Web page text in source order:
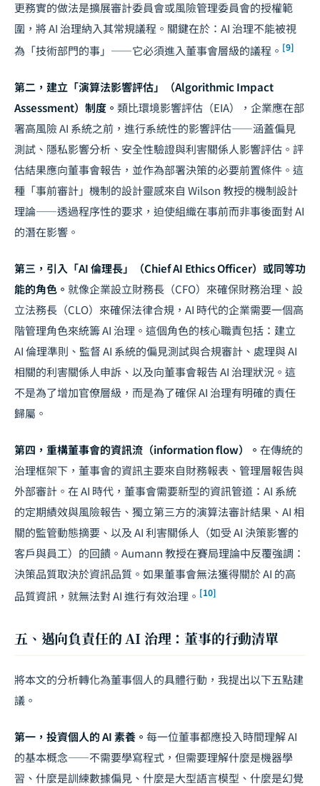
更務實的做法是擴展審計委員會或風險管理委員會的授權範
圍，將 AI 治理納入其常規議程。關鍵在於：AI 治理不能被視
為「技術部門的事」——它必須進入董事會層級的議程。 [9]
第二，建立「演算法影響評估」（Algorithmic Impact
Assessment）制度。 類比環境影響評估（EIA），企業應在部
署高風險 AI 系統之前，進行系統性的影響評估——涵蓋偏見
測試、隱私影響分析、安全性驗證與利害關係人影響評估。評
估結果應向董事會報告，並作為部署決策的必要前置條件。這
種「事前審計」機制的設計靈感來自 Wilson 教授的機制設計
理論——透過程序性的要求，迫使組織在事前而非事後面對 AI
的潛在影響。
第三，引入「AI 倫理長」（Chief AI Ethics Officer）或同等功
能的角色。 就像企業設立財務長（CFO）來確保財務治理、設
立法務長（CLO）來確保法律合規，AI 時代的企業需要一個高
階管理角色來統籌 AI 治理。這個角色的核心職責包括：建立
AI 倫理準則、監督 AI 系統的偏見測試與合規審計、處理與 AI
相關的利害關係人申訴、以及向董事會報告 AI 治理狀況。這
不是為了增加官僚層級，而是為了確保 AI 治理有明確的責任
歸屬。
第四，重構董事會的資訊流（information flow）。 在傳統的
治理框架下，董事會的資訊主要來自財務報表、管理層報告與
外部審計。在 AI 時代，董事會需要新型的資訊管道：AI 系統
的定期績效與風險報告、獨立第三方的演算法審計結果、AI 相
關的監管動態摘要、以及 AI 利害關係人（如受 AI 決策影響的
客戶與員工）的回饋。Aumann 教授在賽局理論中反覆強調：
決策品質取決於資訊品質。如果董事會無法獲得關於 AI 的高
品質資訊，就無法對 AI 進行有效治理。 [10]
五、邁向負責任的 AI 治理：董事的行動清單
將本文的分析轉化為董事個人的具體行動，我提出以下五點建
議。
第一，投資個人的 AI 素養。 每一位董事都應投入時間理解 AI
的基本概念——不需要學寫程式，但需要理解什麼是機器學
習、什麼是訓練數據偏見、什麼是大型語言模型、什麼是幻覺